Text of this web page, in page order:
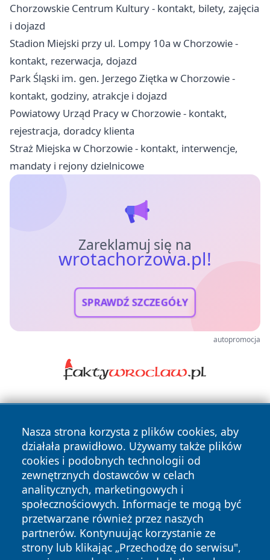
Chorzowskie Centrum Kultury - kontakt, bilety, zajęcia
i dojazd
Stadion Miejski przy ul. Lompy 10a w Chorzowie -
kontakt, rezerwacja, dojazd
Park Śląski im. gen. Jerzego Ziętka w Chorzowie -
kontakt, godziny, atrakcje i dojazd
Powiatowy Urząd Pracy w Chorzowie - kontakt,
rejestracja, doradcy klienta
Straż Miejska w Chorzowie - kontakt, interwencje,
mandaty i rejony dzielnicowe
Zareklamuj się na
wrotachorzowa.pl!
SPRAWDŹ SZCZEGÓŁY
autopromocja
Nasza strona korzysta z plików cookies, aby
działała prawidłowo. Używamy także plików
cookies i podobnych technologii od
zewnętrznych dostawców w celach
analitycznych, marketingowych i
społecznościowych. Informacje te mogą być
przetwarzane również przez naszych
partnerów. Kontynuując korzystanie ze
strony lub klikając „Przechodzę do serwisu",
Copyright © 2026 wrotachorzowa.pl Wszystkie prawa
zastrzeżone.
News Autorzy
Polityka
Prywatności
Polityka
Cookies